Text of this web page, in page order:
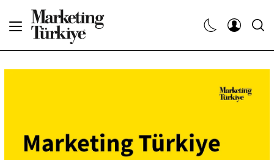
Dergiler